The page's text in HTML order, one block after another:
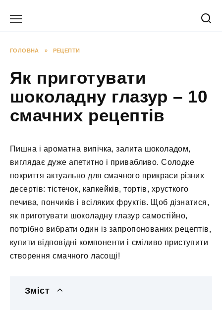
ГОЛОВНА » РЕЦЕПТИ
Як приготувати
шоколадну глазур – 10
смачних рецептів
Пишна і ароматна випічка, залита шоколадом,
виглядає дуже апетитно і привабливо. Солодке
покриття актуально для смачного прикраси різних
десертів: тістечок, капкейків, тортів, хрусткого
печива, пончиків і всіляких фруктів. Щоб дізнатися,
як приготувати шоколадну глазур самостійно,
потрібно вибрати один із запропонованих рецептів,
купити відповідні компоненти і сміливо приступити
створення смачного ласощі!
Зміст